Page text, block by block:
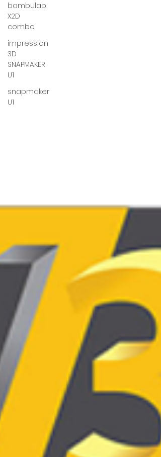
bambulab
X2D
combo
impression
3D
SNAPMAKER
U1
snapmaker
U1